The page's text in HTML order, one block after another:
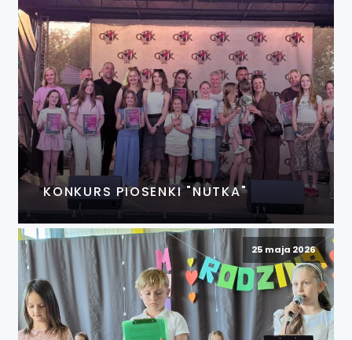
KONKURS PIOSENKI "NUTKA"
25 maja 2026